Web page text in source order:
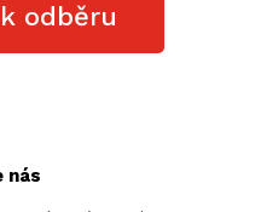
odběru
nás